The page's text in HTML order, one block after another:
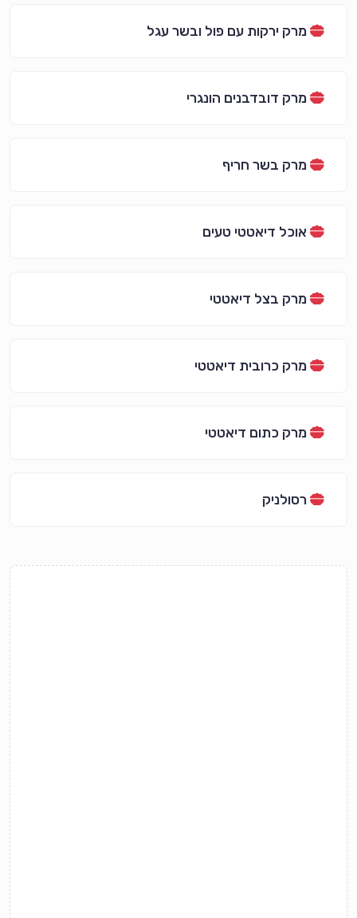
מרק ירקות עם פול ובשר עגל
מרק דובדבנים הונגרי
מרק בשר חריף
אוכל דיאטטי טעים
מרק בצל דיאטטי
מרק כרובית דיאטטי
מרק כתום דיאטטי
רסולניק